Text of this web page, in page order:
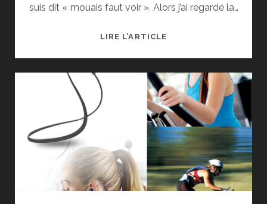
suis dit « mouais faut voir ». Alors j’ai regardé la…
LIRE L’ARTICLETEST
À
DOS
TARGUS
WORK
&
PLAY